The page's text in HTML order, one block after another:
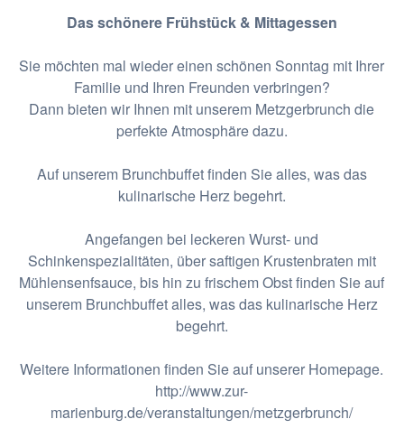
Das schönere Frühstück & Mittagessen
Sie möchten mal wieder einen schönen Sonntag mit Ihrer
Familie und Ihren Freunden verbringen?
Dann bieten wir Ihnen mit unserem Metzgerbrunch die
perfekte Atmosphäre dazu.
Auf unserem Brunchbuffet finden Sie alles, was das
kulinarische Herz begehrt.
Angefangen bei leckeren Wurst- und
Schinkenspezialitäten, über saftigen Krustenbraten mit
Mühlensenfsauce, bis hin zu frischem Obst finden Sie auf
unserem Brunchbuffet alles, was das kulinarische Herz
begehrt.
Weitere Informationen finden Sie auf unserer Homepage.
http://www.zur-
marienburg.de/veranstaltungen/metzgerbrunch/